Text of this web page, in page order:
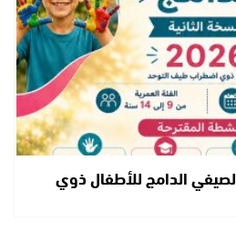
الدامج للأطفال ذوي